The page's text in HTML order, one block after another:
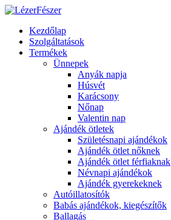
Kezdőlap
Szolgáltatások
Termékek
Ünnepek
Anyák napja
Húsvét
Karácsony
Nőnap
Valentin nap
Ajándék ötletek
Születésnapi ajándékok
Ajándék ötlet nőknek
Ajándék ötlet férfiaknak
Névnapi ajándékok
Ajándék gyerekeknek
Autóillatosítók
Babás ajándékok, kiegészítők
Ballagás